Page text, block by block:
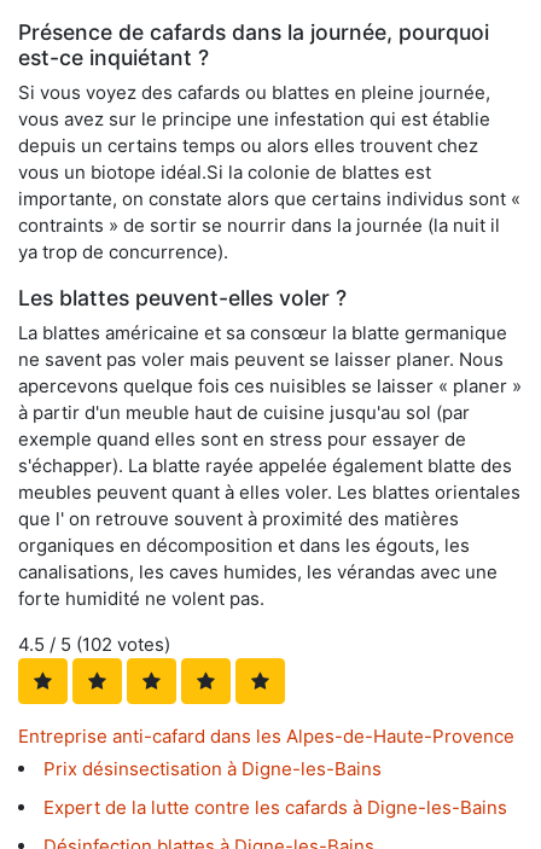
Présence de cafards dans la journée, pourquoi
est-ce inquiétant ?
Si vous voyez des cafards ou blattes en pleine journée,
vous avez sur le principe une infestation qui est établie
depuis un certains temps ou alors elles trouvent chez
vous un biotope idéal.Si la colonie de blattes est
importante, on constate alors que certains individus sont «
contraints » de sortir se nourrir dans la journée (la nuit il
ya trop de concurrence).
Les blattes peuvent-elles voler ?
La blattes américaine et sa consœur la blatte germanique
ne savent pas voler mais peuvent se laisser planer. Nous
apercevons quelque fois ces nuisibles se laisser « planer »
à partir d'un meuble haut de cuisine jusqu'au sol (par
exemple quand elles sont en stress pour essayer de
s'échapper). La blatte rayée appelée également blatte des
meubles peuvent quant à elles voler. Les blattes orientales
que l' on retrouve souvent à proximité des matières
organiques en décomposition et dans les égouts, les
canalisations, les caves humides, les vérandas avec une
forte humidité ne volent pas.
4.5 / 5 (102 votes)
Entreprise anti-cafard dans les Alpes-de-Haute-Provence
Prix désinsectisation à Digne-les-Bains
Expert de la lutte contre les cafards à Digne-les-Bains